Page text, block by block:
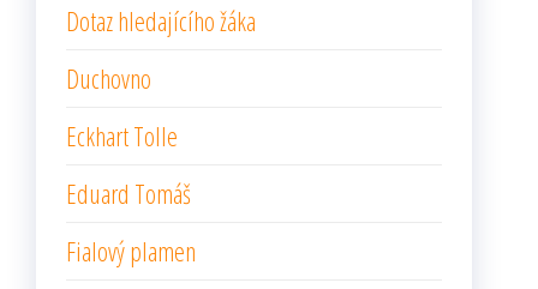
Dotaz hledajícího žáka
Duchovno
Eckhart Tolle
Eduard Tomáš
Fialový plamen